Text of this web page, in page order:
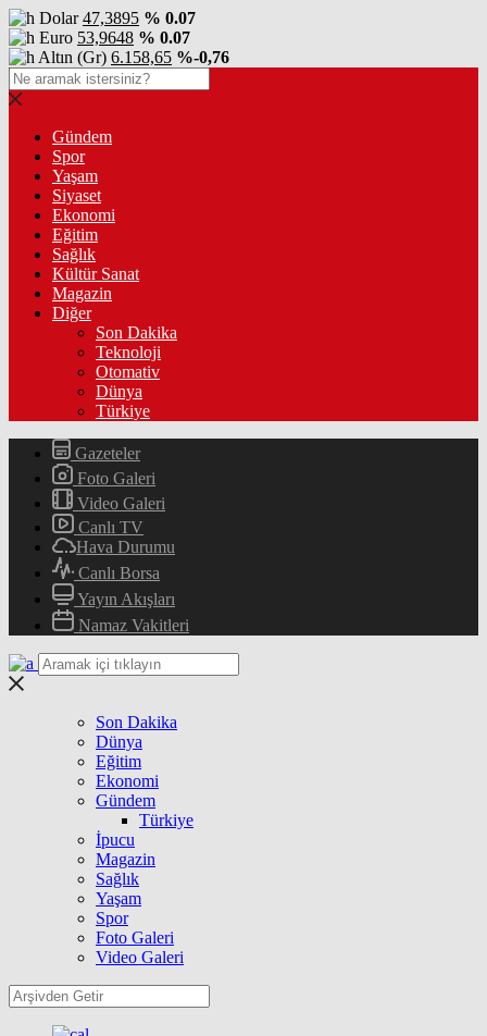
Dolar47,3895 % 0.07
Euro 53,9648 % 0.07
Altın (Gr) 6.158,65 %-0,76
Gündem
Spor
Yaşam
Siyaset
Ekonomi
Eğitim
Sağlık
Kültür Sanat
Magazin
Diğer
Son Dakika
Teknoloji
Otomativ
Dünya
Türkiye
Gazeteler
Foto Galeri
Video Galeri
Canlı TV
Hava Durumu
Canlı Borsa
Yayın Akışları
Namaz Vakitleri
Son Dakika
Dünya
Eğitim
Ekonomi
Gündem
Türkiye
İpucu
Magazin
Sağlık
Yaşam
Spor
Foto Galeri
Video Galeri